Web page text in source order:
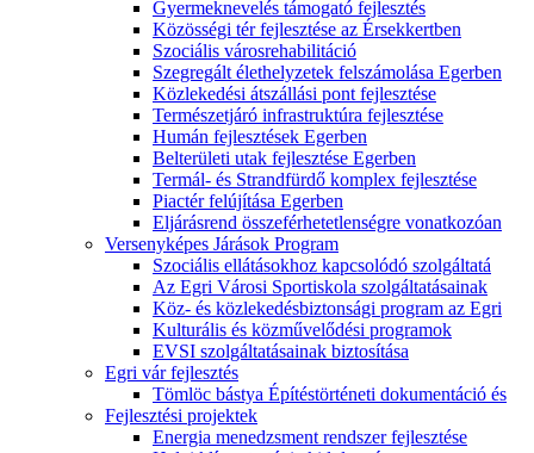
Gyermeknevelés támogató fejlesztés
Közösségi tér fejlesztése az Érsekkertben
Szociális városrehabilitáció
Szegregált élethelyzetek felszámolása Egerben
Közlekedési átszállási pont fejlesztése
Természetjáró infrastruktúra fejlesztése
Humán fejlesztések Egerben
Belterületi utak fejlesztése Egerben
Termál- és Strandfürdő komplex fejlesztése
Piactér felújítása Egerben
Eljárásrend összeférhetetlenségre vonatkozóan
Versenyképes Járások Program
Szociális ellátásokhoz kapcsolódó szolgáltatá
Az Egri Városi Sportiskola szolgáltatásainak
Köz- és közlekedésbiztonsági program az Egri
Kulturális és közművelődési programok
EVSI szolgáltatásainak biztosítása
Egri vár fejlesztés
Tömlöc bástya Építéstörténeti dokumentáció és
Fejlesztési projektek
Energia menedzsment rendszer fejlesztése